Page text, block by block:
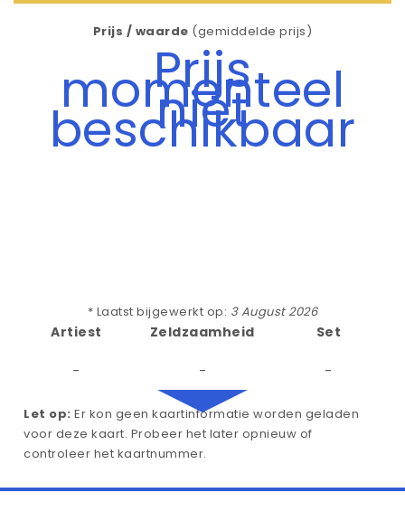
Prijs / waarde (gemiddelde prijs)
Prijs
momenteel
niet
beschikbaar
* Laatst bijgewerkt op: 3 August 2026
Artiest
-
Zeldzaamheid
-
Set
-
Let op: Er kon geen kaartinformatie worden geladen
voor deze kaart. Probeer het later opnieuw of
controleer het kaartnummer.